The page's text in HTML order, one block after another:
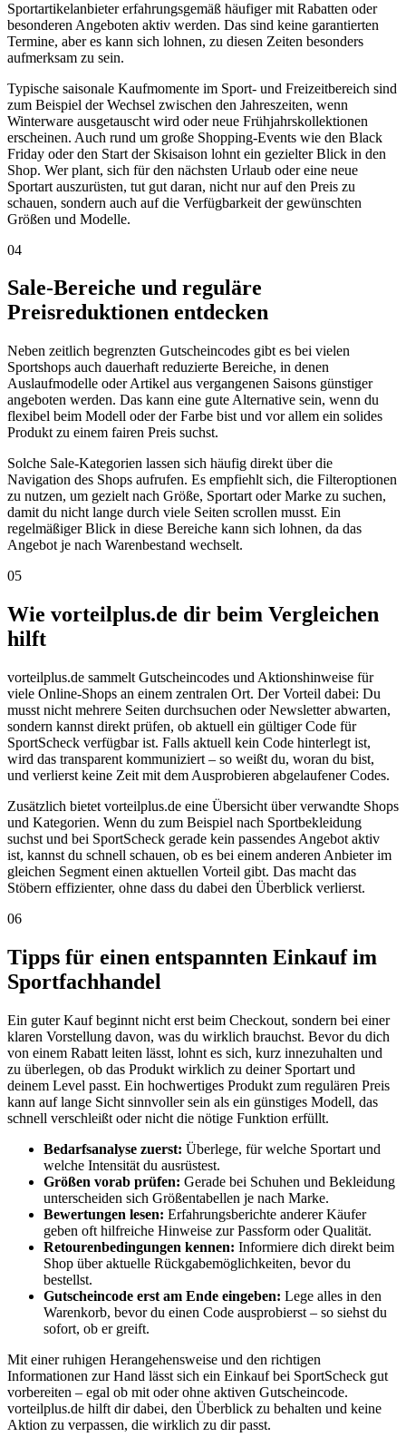
Sportartikelanbieter erfahrungsgemäß häufiger mit Rabatten oder
besonderen Angeboten aktiv werden. Das sind keine garantierten
Termine, aber es kann sich lohnen, zu diesen Zeiten besonders
aufmerksam zu sein.
Typische saisonale Kaufmomente im Sport- und Freizeitbereich sind
zum Beispiel der Wechsel zwischen den Jahreszeiten, wenn
Winterware ausgetauscht wird oder neue Frühjahrskollektionen
erscheinen. Auch rund um große Shopping-Events wie den Black
Friday oder den Start der Skisaison lohnt ein gezielter Blick in den
Shop. Wer plant, sich für den nächsten Urlaub oder eine neue
Sportart auszurüsten, tut gut daran, nicht nur auf den Preis zu
schauen, sondern auch auf die Verfügbarkeit der gewünschten
Größen und Modelle.
04
Sale-Bereiche und reguläre
Preisreduktionen entdecken
Neben zeitlich begrenzten Gutscheincodes gibt es bei vielen
Sportshops auch dauerhaft reduzierte Bereiche, in denen
Auslaufmodelle oder Artikel aus vergangenen Saisons günstiger
angeboten werden. Das kann eine gute Alternative sein, wenn du
flexibel beim Modell oder der Farbe bist und vor allem ein solides
Produkt zu einem fairen Preis suchst.
Solche Sale-Kategorien lassen sich häufig direkt über die
Navigation des Shops aufrufen. Es empfiehlt sich, die Filteroptionen
zu nutzen, um gezielt nach Größe, Sportart oder Marke zu suchen,
damit du nicht lange durch viele Seiten scrollen musst. Ein
regelmäßiger Blick in diese Bereiche kann sich lohnen, da das
Angebot je nach Warenbestand wechselt.
05
Wie vorteilplus.de dir beim Vergleichen
hilft
vorteilplus.de sammelt Gutscheincodes und Aktionshinweise für
viele Online-Shops an einem zentralen Ort. Der Vorteil dabei: Du
musst nicht mehrere Seiten durchsuchen oder Newsletter abwarten,
sondern kannst direkt prüfen, ob aktuell ein gültiger Code für
SportScheck verfügbar ist. Falls aktuell kein Code hinterlegt ist,
wird das transparent kommuniziert – so weißt du, woran du bist,
und verlierst keine Zeit mit dem Ausprobieren abgelaufener Codes.
Zusätzlich bietet vorteilplus.de eine Übersicht über verwandte Shops
und Kategorien. Wenn du zum Beispiel nach Sportbekleidung
suchst und bei SportScheck gerade kein passendes Angebot aktiv
ist, kannst du schnell schauen, ob es bei einem anderen Anbieter im
gleichen Segment einen aktuellen Vorteil gibt. Das macht das
Stöbern effizienter, ohne dass du dabei den Überblick verlierst.
06
Tipps für einen entspannten Einkauf im
Sportfachhandel
Ein guter Kauf beginnt nicht erst beim Checkout, sondern bei einer
klaren Vorstellung davon, was du wirklich brauchst. Bevor du dich
von einem Rabatt leiten lässt, lohnt es sich, kurz innezuhalten und
zu überlegen, ob das Produkt wirklich zu deiner Sportart und
deinem Level passt. Ein hochwertiges Produkt zum regulären Preis
kann auf lange Sicht sinnvoller sein als ein günstiges Modell, das
schnell verschleißt oder nicht die nötige Funktion erfüllt.
Bedarfsanalyse zuerst: Überlege, für welche Sportart und
welche Intensität du ausrüstest.
Größen vorab prüfen: Gerade bei Schuhen und Bekleidung
unterscheiden sich Größentabellen je nach Marke.
Bewertungen lesen: Erfahrungsberichte anderer Käufer
geben oft hilfreiche Hinweise zur Passform oder Qualität.
Retourenbedingungen kennen: Informiere dich direkt beim
Shop über aktuelle Rückgabemöglichkeiten, bevor du
bestellst.
Gutscheincode erst am Ende eingeben: Lege alles in den
Warenkorb, bevor du einen Code ausprobierst – so siehst du
sofort, ob er greift.
Mit einer ruhigen Herangehensweise und den richtigen
Informationen zur Hand lässt sich ein Einkauf bei SportScheck gut
vorbereiten – egal ob mit oder ohne aktiven Gutscheincode.
vorteilplus.de hilft dir dabei, den Überblick zu behalten und keine
Aktion zu verpassen, die wirklich zu dir passt.